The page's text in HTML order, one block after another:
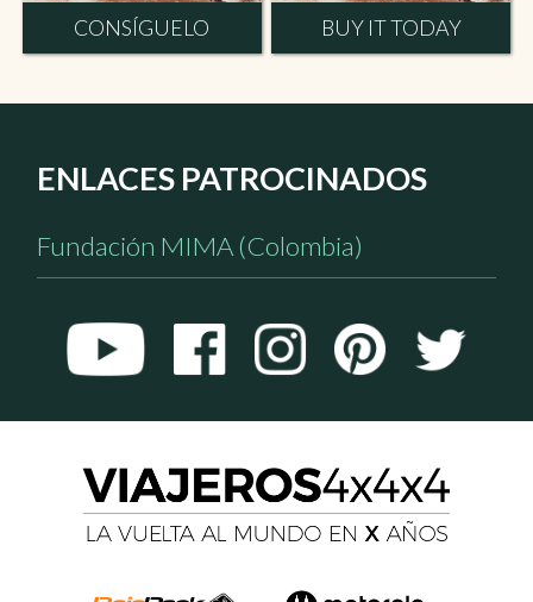
CONSÍGUELO BUY IT TODAY
ENLACES PATROCINADOS
Fundación MIMA (Colombia)